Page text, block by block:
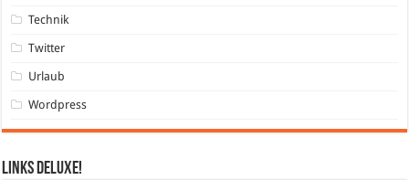
Technik
Twitter
Urlaub
Wordpress
Links DeLuXe!